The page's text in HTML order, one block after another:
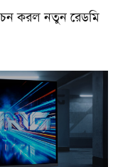
করল নতুন রেডমি